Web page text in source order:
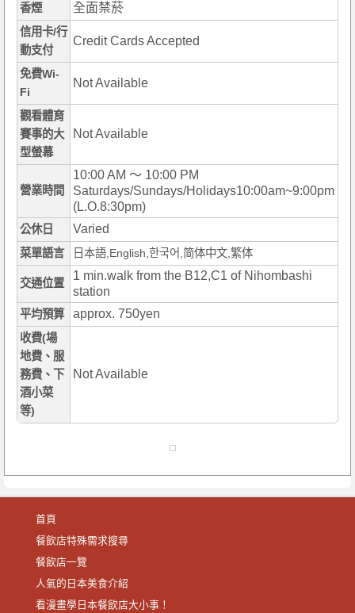
香煙 全面禁菸
信用卡/行
動支付
Credit Cards Accepted
免費Wi-
Fi
Not Available
觀看體育
賽事的大
型螢幕
Not Available
營業時間
10:00 AM ～ 10:00 PM
Saturdays/Sundays/Holidays10:00am~9:00pm
(L.O.8:30pm)
公休日 Varied
菜單語言 日本語,English,한국어,简体中文,繁体
交通位置
1 min.walk from the B12,C1 of Nihombashi
station
平均預算 approx. 750yen
收費(場
地費、服
務費、下
酒小菜
等)
Not Available
首頁
餐飲店特殊需求搜尋
餐飲店一覽
人氣的日本美食介紹
看漫畫學日本餐飲店大小事！